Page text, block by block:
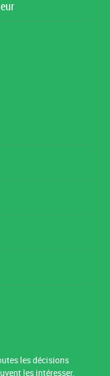
les décisions
les intéresser.